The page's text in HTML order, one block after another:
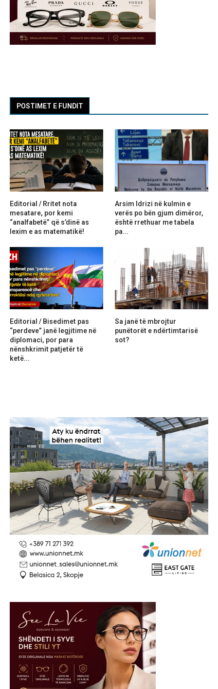
POSTIMET E FUNDIT
Editorial / Rritet nota
mesatare, por kemi
“analfabetë” që s’dinë as
lexim e as matematikë!
Arsim Idrizi në kulmin e
verës po bën gjum dimëror,
është rrethuar me tabela
pa...
Editorial / Bisedimet pas
“perdeve” janë legjitime në
diplomaci, por para
nënshkrimit patjetër të
ketë...
Sa janë të mbrojtur
punëtorët e ndërtimtarisë
sot?